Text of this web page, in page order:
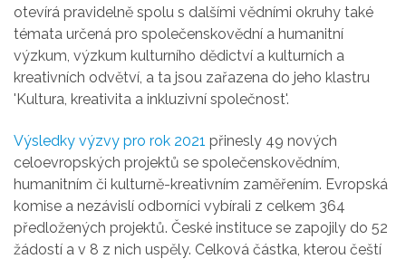
otevírá pravidelně spolu s dalšími vědními okruhy také
témata určená pro společenskovědní a humanitní
výzkum, výzkum kulturního dědictví a kulturních a
kreativních odvětví, a ta jsou zařazena do jeho klastru
'Kultura, kreativita a inkluzivní společnost'.
Výsledky výzvy pro rok 2021 přinesly 49 nových
celoevropských projektů se společenskovědním,
humanitním či kulturně-kreativním zaměřením. Evropská
komise a nezávislí odborníci vybírali z celkem 364
předložených projektů. České instituce se zapojily do 52
žádostí a v 8 z nich uspěly. Celková částka, kterou čeští